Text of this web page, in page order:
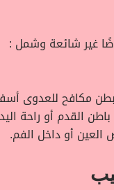
غير شائعة وشمل :
مكافح للعدوى
القدم أو راحة
أو داخل الفم.